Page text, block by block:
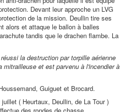
Devant leur approche un LVG
de la mission. Deullin tire ses
alors et attaque le ballon à balles
tandis que le drachen flambe. La
la destruction par torpille aérienne
mitrailleuse et est parvenu à l'incendier à
Guiguet et Brocard.
( Heurtaux, Deullin, de La Tour )